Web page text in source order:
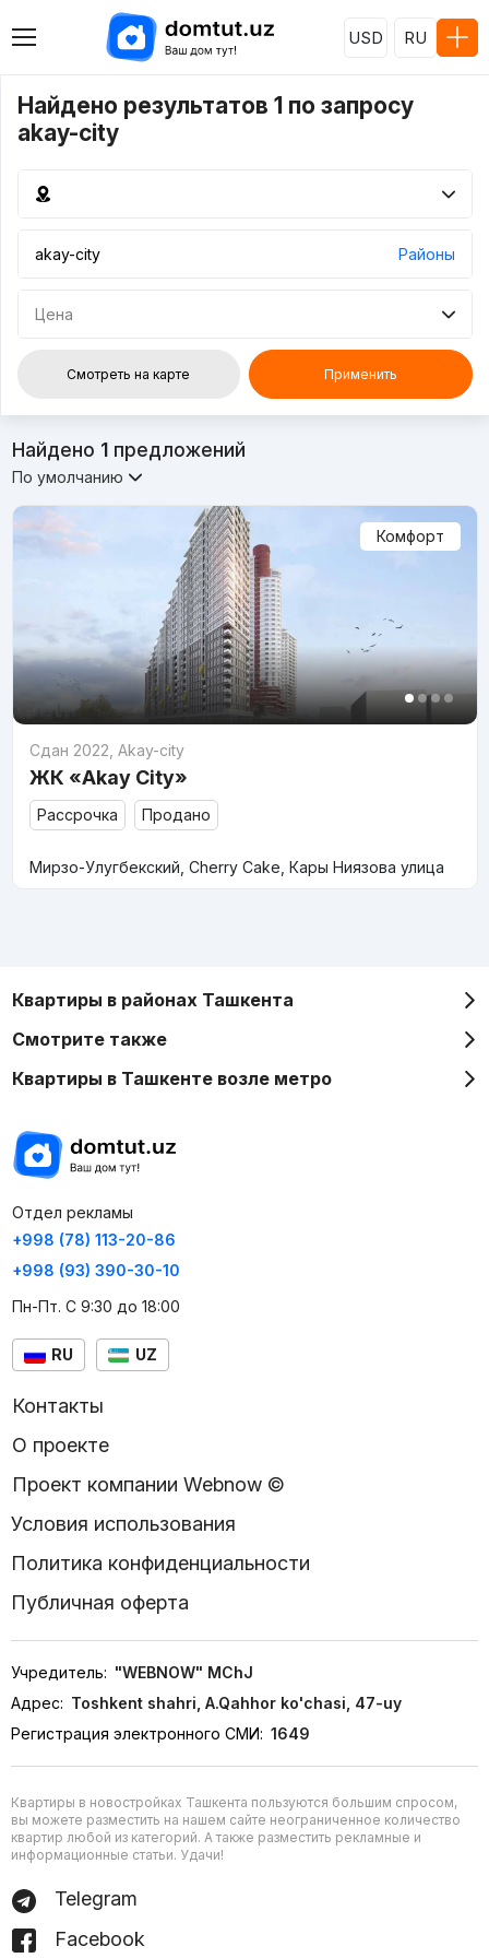
USD RU
Найдено результатов 1 по запросу
akay-city
Районы
Цена
Смотреть на карте Применить
Найдено 1предложений
По умолчанию
Комфорт
Сдан 2022 Akay-city
ЖК «Akay City»
Рассрочка Продано
Мирзо-Улугбекский, Cherry Cake, Кары Ниязова улица
Квартиры в районах Ташкента
Смотрите также
Квартиры в Ташкенте возле метро
Отдел рекламы
+998 (78) 113-20-86
+998 (93) 390-30-10
Пн-Пт. С 9:30 до 18:00
RU UZ
Контакты
О проекте
Проект компании Webnow ©
Условия использования
Политика конфиденциальности
Публичная оферта
Учредитель: "WEBNOW" MChJ
Адрес: Toshkent shahri, A.Qahhor ko'chasi, 47-uy
Регистрация электронного СМИ: 1649
Квартиры в новостройках Ташкента пользуются большим спросом,
вы можете разместить на нашем сайте неограниченное количество
квартир любой из категорий. А также разместить рекламные и
информационные статьи. Удачи!
Telegram
Facebook